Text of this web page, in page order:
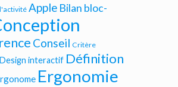
Apple Bilan bloc-
Conseil Critère
Design interactif Définition
Ergonomie